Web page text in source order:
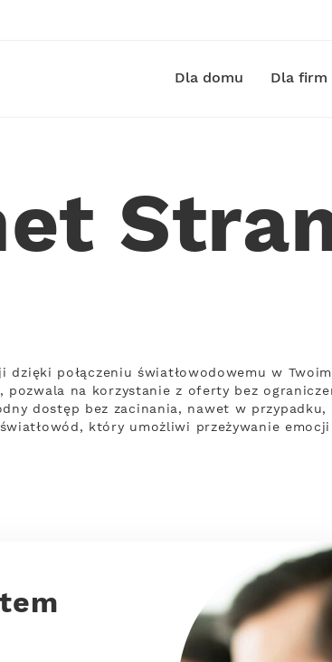
Dla domu Dla firm
dzięki połączeniu światłowodowemu w
pozwala na korzystanie z oferty bez
dostęp bez zacinania, nawet w
który umożliwi przeżywanie